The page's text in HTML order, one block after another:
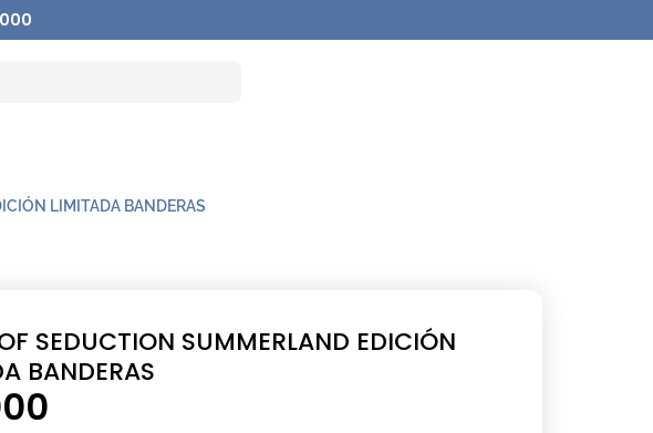
LIMITADA BANDERAS
SEDUCTION SUMMERLAND EDICIÓN
BANDERAS